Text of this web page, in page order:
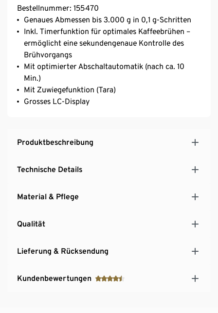
Bestellnummer: 155470
Genaues Abmessen bis 3.000 g in 0,1 g-Schritten
Inkl. Timerfunktion für optimales Kaffeebrühen –
ermöglicht eine sekundengenaue Kontrolle des
Brühvorgangs
Mit optimierter Abschaltautomatik (nach ca. 10
Min.)
Mit Zuwiegefunktion (Tara)
Grosses LC-Display
Produktbeschreibung
Technische Details
Material & Pflege
Qualität
Lieferung & Rücksendung
Kundenbewertungen